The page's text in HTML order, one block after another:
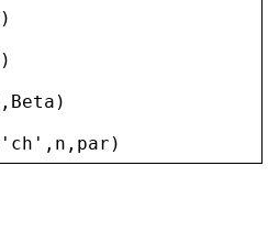
)
)
, Beta )
' ch ' , n , par )